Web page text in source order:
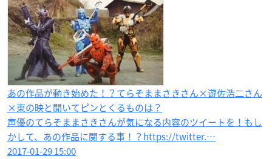
あの作品が動き始めた！？てらそままさきさん×遊佐浩二さん
×東の映と聞いてピンとくるものは？
声優のてらそままさきさんが気になる内容のツイートを！もし
かして、あの作品に関する事！？https://twitter.…
2017-01-29 15:00